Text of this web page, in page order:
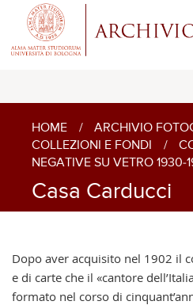
HOME / ARCHIVIO
COLLEZIONI E FONDI
/
NEGATIVE SU VETRO 1930-
Casa Carducci
Dopo aver acquisito nel 1902 il
e di carte che il «cantore
formato nel corso di